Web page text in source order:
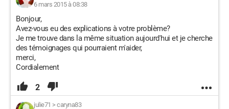
6 mars 2015 à 08:38
Bonjour,
Avez-vous eu des explications à votre problème?
Je me trouve dans la même situation aujourd'hui et je cherche
des témoignages qui pourraient m'aider,
merci,
Cordialement
2
julie71 > caryna83